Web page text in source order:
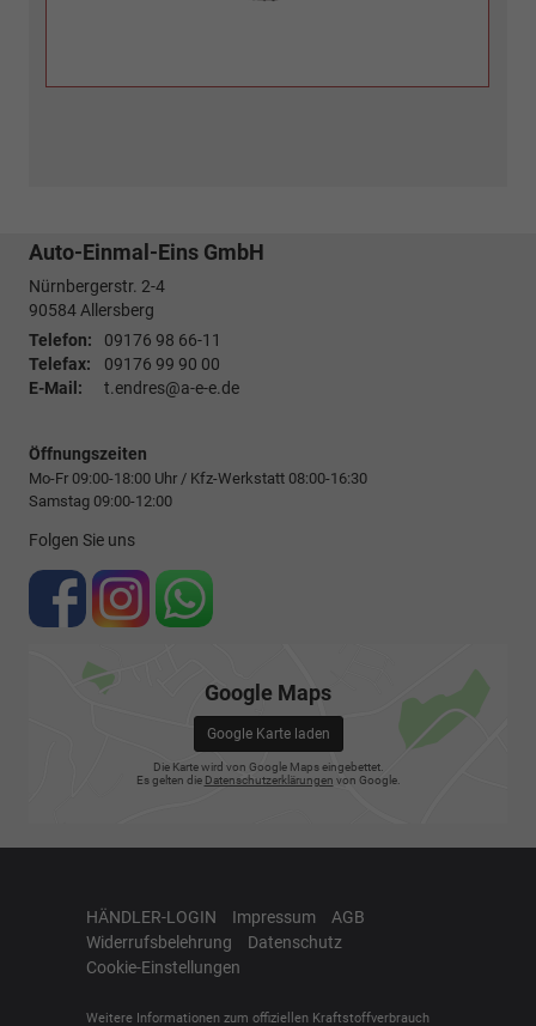
Auto-Einmal-Eins GmbH
Nürnbergerstr. 2-4
90584Allersberg
Telefon:
09176 98 66-11
Telefax:
09176 99 90 00
E-Mail:
t.endres@a-e-e.de
Öffnungszeiten
Mo-Fr 09:00-18:00 Uhr / Kfz-Werkstatt 08:00-16:30
Samstag 09:00-12:00
Folgen Sie uns
Google Maps
Google Karte laden
Die Karte wird von Google Maps eingebettet.
Es gelten die Datenschutzerklärungen von Google.
HÄNDLER-LOGIN Impressum
AGB
Widerrufsbelehrung
Datenschutz
Cookie-Einstellungen
Weitere Informationen zum offiziellen Kraftstoffverbrauch